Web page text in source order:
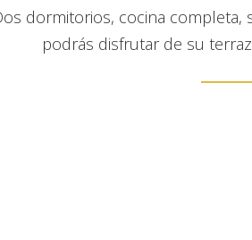
dormitorios, cocina completa,
podrás disfrutar de su